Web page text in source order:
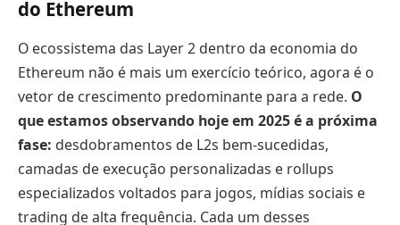
do Ethereum
O ecossistema das Layer 2 dentro da economia do
Ethereum não é mais um exercício teórico, agora é o
vetor de crescimento predominante para a rede. O
que estamos observando hoje em 2025 é a próxima
fase: desdobramentos de L2s bem-sucedidas,
camadas de execução personalizadas e rollups
especializados voltados para jogos, mídias sociais e
trading de alta frequência. Cada um desses